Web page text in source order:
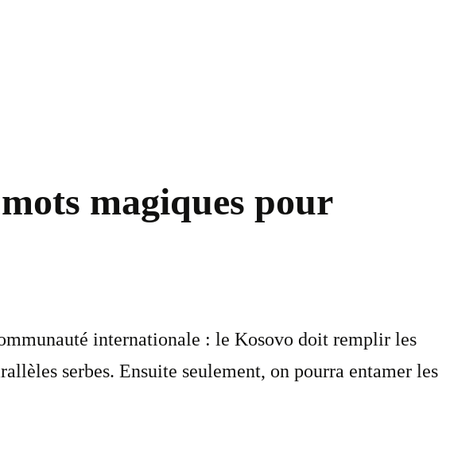
magiques pour
internationale : le Kosovo doit remplir les
serbes. Ensuite seulement, on pourra entamer les